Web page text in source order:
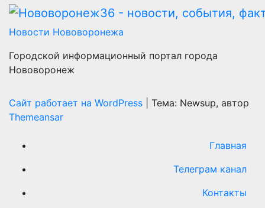
Новости Нововоронежа
Городской информационный портал города
Нововоронеж
Сайт работает на WordPress
Тема: Newsup, автор
Themeansar
Главная
Телеграм канал
Контакты